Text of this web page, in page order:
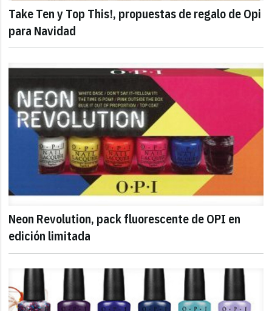
Take Ten y Top This!, propuestas de regalo de Opi
para Navidad
Neon Revolution, pack fluorescente de OPI en
edición limitada